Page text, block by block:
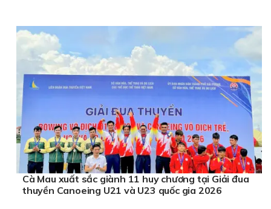
Cà Mau xuất sắc giành 11 huy chương tại Giải đua
thuyền Canoeing U21 và U23 quốc gia 2026